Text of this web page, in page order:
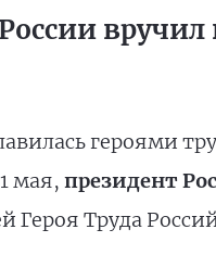
героями
мая, президент
Героя Труда